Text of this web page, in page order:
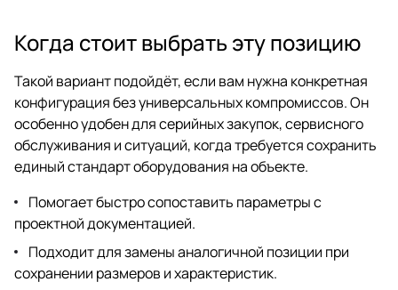
Когда стоит выбрать эту позицию
Такой вариант подойдёт, если вам нужна конкретная
конфигурация без универсальных компромиссов. Он
особенно удобен для серийных закупок, сервисного
обслуживания и ситуаций, когда требуется сохранить
единый стандарт оборудования на объекте.
Помогает быстро сопоставить параметры с
проектной документацией.
Подходит для замены аналогичной позиции при
сохранении размеров и характеристик.